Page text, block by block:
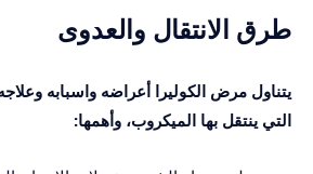
طرق الانتقال والعدوى
التي ينتقل بها الميكروب، وأهمها: